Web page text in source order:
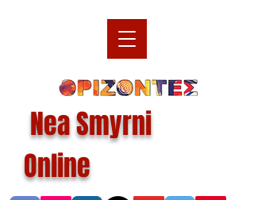
Nea Smyrni
Online